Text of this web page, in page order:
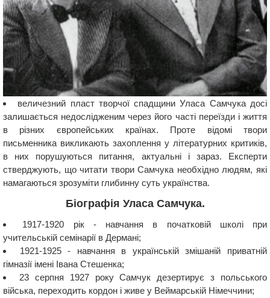
величезний пласт творчої спадщини Уласа Самчука досі
залишається недослідженим через його часті переїзди і життя
в різних європейських країнах. Проте відомі твори
письменника викликають захоплення у літературних критиків,
в них порушуються питання, актуальні і зараз. Експерти
стверджують, що читати твори Самчука необхідно людям, які
намагаються зрозуміти глибинну суть українства.
Біографія Уласа Самчука.
1917-1920 рік - навчання в початковій школі при
учительській семінарії в Дермані;
1921-1925 - навчання в українській змішаній приватній
гімназії імені Івана Стешенка;
23 серпня 1927 року Самчук дезертирує з польського
війська, переходить кордон і живе у Веймарській Німеччини;